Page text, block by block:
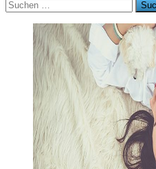
Suchen
nach: